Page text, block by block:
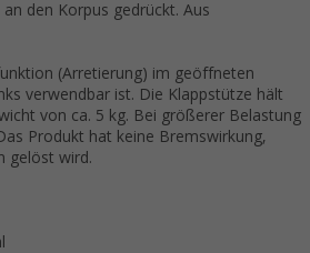
den Korpus gedrückt. Aus
(Arretierung) im geöffneten
verwendbar ist. Die Klappstütze hält
von ca. 5 kg. Bei größerer Belastung
Produkt hat keine Bremswirkung,
gelöst wird.